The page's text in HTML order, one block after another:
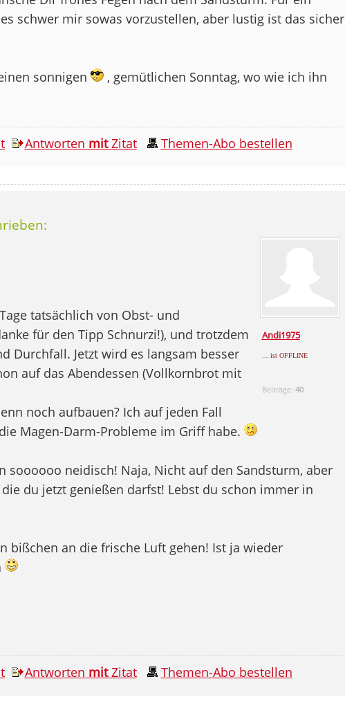
schwer mir sowas vorzustellen, aber lustig ist das sicher
sonnigen
, gemütlichen Sonntag, wo wie ich ihn
Antworten mitZitat Themen-Abo bestellen
Andi1975
... ist OFFLINE
Beiträge: 40
tatsächlich von Obst- und
für den Tipp Schnurzi!), und trotzdem
Durchfall. Jetzt wird es langsam besser
auf das Abendessen (Vollkornbrot mit
noch aufbauen? Ich auf jeden Fall
Magen-Darm-Probleme im Griff habe.
soooooo neidisch! Naja, Nicht auf den Sandsturm, aber
du jetzt genießen darfst! Lebst du schon immer in
bißchen an die frische Luft gehen! Ist ja wieder
Antworten mitZitat Themen-Abo bestellen